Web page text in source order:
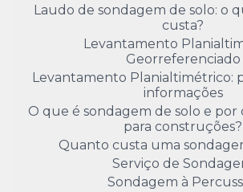
Laudo de sondagem de solo: o
custa?
Levantamento
Georreferenciado
Levantamento Planialtimétrico:
informações
O que é sondagem de solo e por
para construções?
Quanto custa uma
Serviço de
Sondagem à